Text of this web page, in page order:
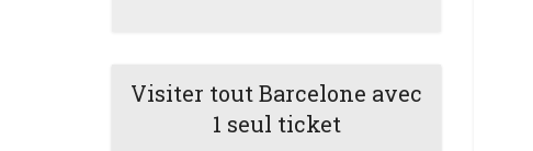
Visiter tout Barcelone avec
1 seul ticket